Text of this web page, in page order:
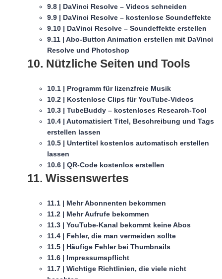
9.8 | DaVinci Resolve – Videos schneiden
9.9 | DaVinci Resolve – kostenlose Soundeffekte
9.10 | DaVinci Resolve – Soundeffekte erstellen
9.11 | Abo-Button Animation erstellen mit DaVinci
Resolve und Photoshop
10. Nützliche Seiten und Tools
10.1 | Programm für lizenzfreie Musik
10.2 | Kostenlose Clips für YouTube-Videos
10.3 | TubeBuddy – kostenloses Research-Tool
10.4 | Automatisiert Titel, Beschreibung und Tags
erstellen lassen
10.5 | Untertitel kostenlos automatisch erstellen
lassen
10.6 | QR-Code kostenlos erstellen
11. Wissenswertes
11.1 | Mehr Abonnenten bekommen
11.2 | Mehr Aufrufe bekommen
11.3 | YouTube-Kanal bekommt keine Abos
11.4 | Fehler, die man vermeiden sollte
11.5 | Häufige Fehler bei Thumbnails
11.6 | Impressumspflicht
11.7 | Wichtige Richtlinien, die viele nicht